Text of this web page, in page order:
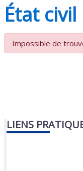
État civil
Impossible de
LIENS